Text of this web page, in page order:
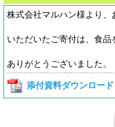
株式会社マルハン様より
いただいたご寄付は、食
ありがとうございました。
添付資料ダウンロード